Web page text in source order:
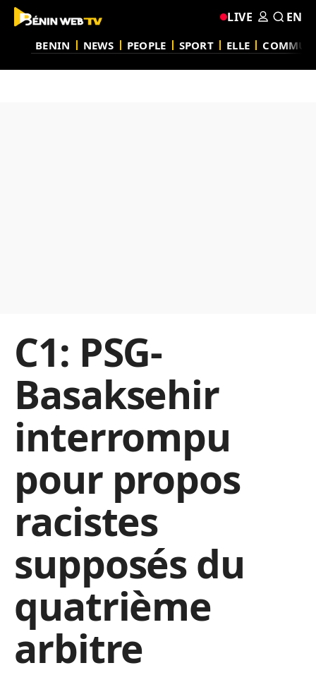
BENIN NEWS PEOPLE SPORT ELLE
LIVE EN
C1: PSG-
Basaksehir
interrompu
pour propos
racistes
supposés du
quatrième
arbitre